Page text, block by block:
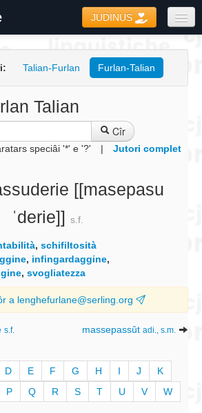
JUDINUS
Talian-Furlan Furlan-Talian
Talian
Cîr
speciâi '*' e '?' | Jutori complet
[[masepasu
ˈderie]]
s.f.
, schifiltosità
, infingardaggine,
, svogliatezza
a lenghefurlane@serling.org
s.f. massepassût adi., s.m.
D E F G H I J
K
P Q R S T U V
W